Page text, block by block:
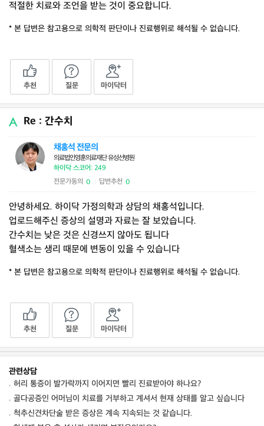
적절한 치료와 조언을 받는 것이 중요합니다.
* 본 답변은 참고용으로 의학적 판단이나 진료행위로 해석될 수 없습니다.
추천 질문 마이닥터
Re : 간수치
채홍석 전문의
의료법인영훈의료재단 유성선병원
하이닥 스코어: 249
전문가동의 0 답변추천 0
안녕하세요. 하이닥 가정의학과 상담의 채홍석입니다.
업로드해주신 증상의 설명과 자료는 잘 보았습니다.
간수치는 낮은 것은 신경쓰지 않아도 됩니다
혈색소는 생리 때문에 변동이 있을 수 있습니다
* 본 답변은 참고용으로 의학적 판단이나 진료행위로 해석될 수 없습니다.
추천 질문 마이닥터
관련상담
허리 통증이 발가락까지 이어지면 빨리 진료받아야 하나요?
골다공증인 어머님이 치료를 거부하고 계셔서 현재 상태를 알고 싶습니다
척추신견차단술 받은 증상은 계속 지속되는 것 같습니다.